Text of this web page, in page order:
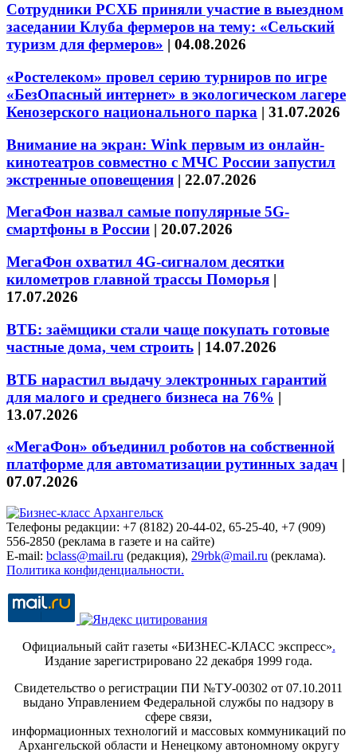
Сотрудники РСХБ приняли участие в выездном
заседании Клуба фермеров на тему: «Сельский
туризм для фермеров» | 04.08.2026
«Ростелеком» провел серию турниров по игре
«БезОпасный интернет» в экологическом лагере
Кенозерского национального парка | 31.07.2026
Внимание на экран: Wink первым из онлайн-
кинотеатров совместно с МЧС России запустил
экстренные оповещения | 22.07.2026
МегаФон назвал самые популярные 5G-
смартфоны в России | 20.07.2026
МегаФон охватил 4G-сигналом десятки
километров главной трассы Поморья |
17.07.2026
ВТБ: заёмщики стали чаще покупать готовые
частные дома, чем строить | 14.07.2026
ВТБ нарастил выдачу электронных гарантий
для малого и среднего бизнеса на 76% |
13.07.2026
«МегаФон» объединил роботов на собственной
платформе для автоматизации рутинных задач |
07.07.2026
Телефоны редакции: +7 (8182) 20-44-02, 65-25-40, +7 (909)
556-2850 (реклама в газете и на сайте)
E-mail: bclass@mail.ru (редакция), 29rbk@mail.ru (реклама).
Политика конфиденциальности.
Официальный сайт газеты «БИЗНЕС-КЛАСС экспресс».
Издание зарегистрировано 22 декабря 1999 года.
Свидетельство о регистрации ПИ №ТУ-00302 от 07.10.2011
выдано Управлением Федеральной службы по надзору в
сфере связи,
информационных технологий и массовых коммуникаций по
Архангельской области и Ненецкому автономному округу